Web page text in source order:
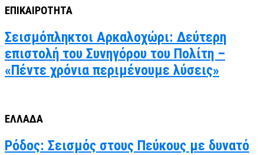
ΕΠΙΚΑΙΡΟΤΗΤΑ
Σεισμόπληκτοι Αρκαλοχώρι: Δεύτερη
επιστολή του Συνηγόρου του Πολίτη –
«Πέντε χρόνια περιμένουμε λύσεις»
ΕΛΛΑΔΑ
Ρόδος: Σεισμός στους Πεύκους με δυνατό